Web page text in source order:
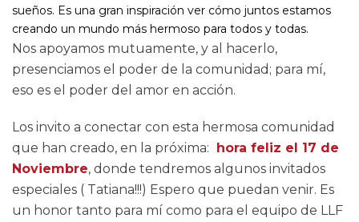
sueños. Es una gran inspiración ver cómo juntos estamos
creando un mundo más hermoso para todos y todas.
Nos apoyamos mutuamente, y al hacerlo,
presenciamos el poder de la comunidad; para mí,
eso es el poder del amor en acción.
Los invito a conectar con esta hermosa comunidad
que han creado, en la próxima: hora feliz el 17 de
Noviembre, donde tendremos algunos invitados
especiales ( Tatiana!!!) Espero que puedan venir. Es
un honor tanto para mí como para el equipo de LLF